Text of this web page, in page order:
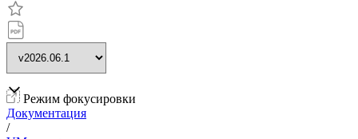
Режим фокусировки
Документация
/